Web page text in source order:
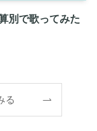
別で歌ってみた
る